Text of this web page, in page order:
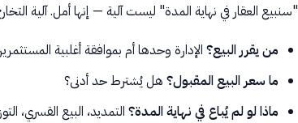
"سنبيع العقار في نهاية المدة" ليست آلية — إنها أمل. آلية
من يقرر البيع؟ الإدارة وحدها أم بموافقة أغلبية
ما سعر البيع المقبول؟ هل يُشترط حد أدنى؟
ماذا لو لم يُباع في نهاية المدة؟ التمديد، البيع القسري،